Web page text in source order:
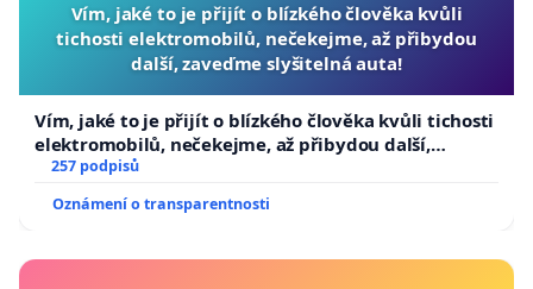
Vím, jaké to je přijít o blízkého člověka kvůli
tichosti elektromobilů, nečekejme, až přibydou
další, zaveďme slyšitelná auta!
Vím, jaké to je přijít o blízkého člověka kvůli tichosti
elektromobilů, nečekejme, až přibydou další,
zaveďme slyšitelná auta!
257 podpisů
Oznámení o transparentnosti